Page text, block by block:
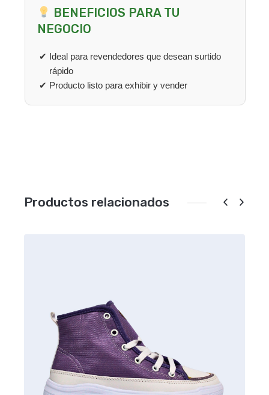
BENEFICIOS PARA TU
NEGOCIO
Ideal para revendedores que desean surtido
rápido
Producto listo para exhibir y vender
Productos relacionados